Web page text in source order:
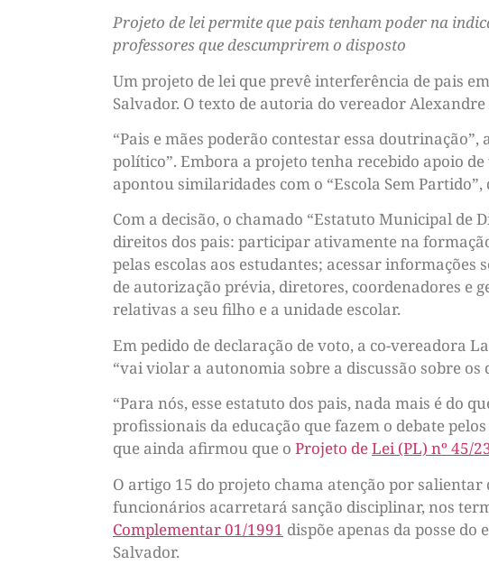
Projeto de lei permite que pais tenham poder na
professores que descumprirem o disposto
Um projeto de lei que prevê interferência de pais
Salvador. O texto de autoria do vereador
“Pais e mães poderão contestar essa
político”. Embora a projeto tenha recebido apoio
apontou similaridades com o “Escola Sem
Com a decisão, o chamado “Estatuto Municipal de
direitos dos pais: participar ativamente na
pelas escolas aos estudantes; acessar
de autorização prévia, diretores, coordenadores e
relativas a seu filho e a unidade escolar.
Em pedido de declaração de voto, a co-vereadora
“vai violar a autonomia sobre a discussão sobre
“Para nós, esse estatuto dos pais, nada mais é do
profissionais da educação que fazem o debate
que ainda afirmou que o Projeto deLei (PL) nº 45/
O artigo 15 do projeto chama atenção por
funcionários acarretará sanção disciplinar, nos
Complementar 01/1991 dispõe apenas da posse
Salvador.